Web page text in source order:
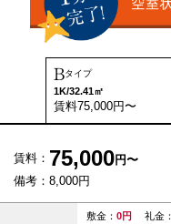
Bタイプ
1K/32.41㎡
賃料75,000円〜
賃料： 75,000円〜
備考：8,000円
敷金： 0円 礼金：